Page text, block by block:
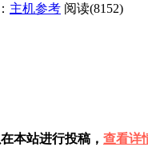
主机参考 阅读(8152)
本站进行投稿， 查看详